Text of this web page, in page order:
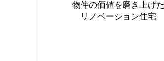
物件の価値を磨き上げた
リノベーション住宅